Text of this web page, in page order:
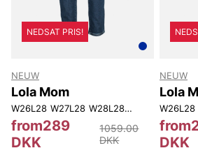
NEDSAT PRIS!
NEUW
Lola Mom
W26L28 W27L28 W28L28 W29L28
from289
DKK
1059.00
DKK
NEUW
Lola
W26L28
DKK